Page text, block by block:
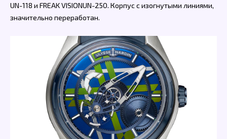
UN-118 и FREAK VISIONUN-250. Корпус с изогнутыми линиями,
значительно переработан.